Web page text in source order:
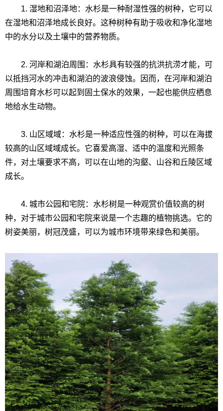
1. 湿地和沼泽地：水杉是一种耐湿性强的树种，它可以
在湿地和沼泽地成长良好。这种树种有助于吸收和净化湿地
中的水分以及土壤中的营养物质。
2. 河岸和湖泊周围：水杉具有较强的抗洪抗涝才能，可
以抵挡河水的冲击和湖泊的波浪侵蚀。因而，在河岸和湖泊
周围培育水杉可以起到固土保水的效果，一起也能供应栖息
地给水生动物。
3. 山区域域：水杉是一种适应性强的树种，可以在海拔
较高的山区域域成长。它喜爱高湿、适中的温度和光照条
件，对土壤要求不高，可以在山地的沟壑、山谷和丘陵区域
成长。
4. 城市公园和宅院：水杉树是一种观赏价值较高的树
种，对于城市公园和宅院来说是一个志趣的植物挑选。它的
树姿美丽，树冠茂盛，可以为城市环境带来绿色和美丽。